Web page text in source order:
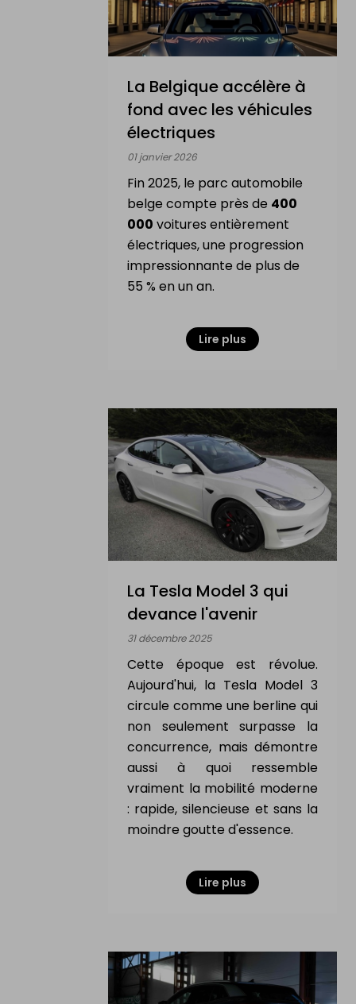
La Belgique accélère à
fond avec les véhicules
électriques
01 janvier 2026
Fin 2025, le parc automobile
belge compte près de 400
000 voitures entièrement
électriques, une progression
impressionnante de plus de
55 % en un an.
Lire plus
La Tesla Model 3 qui
devance l'avenir
31 décembre 2025
Cette époque est révolue.
Aujourd'hui, la Tesla Model 3
circule comme une berline qui
non seulement surpasse la
concurrence, mais démontre
aussi à quoi ressemble
vraiment la mobilité moderne
: rapide, silencieuse et sans la
moindre goutte d'essence.
Lire plus